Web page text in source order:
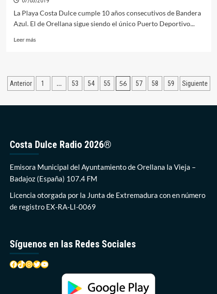
La Playa Costa Dulce cumple 10 años consecutivos de Bandera
Azul. El de Orellana sigue siendo el único Puerto Deportivo...
Leer másLeer
años
consecutivos
Paginación
Anterior 1 … 53 54 55 56 57 58 59 Siguiente
Costa Dulce Radio 2026®
Emisora Municipal del Ayuntamiento de Orellana la Vieja –
Badajoz (España) 107.4 FM
Licencia otorgada por la Junta de Extremadura con en número
de registro EX-RA-LI-0069
Síguenos en las Redes Sociales
Facebook
TikTok
Instagram
Twitter
YouTube